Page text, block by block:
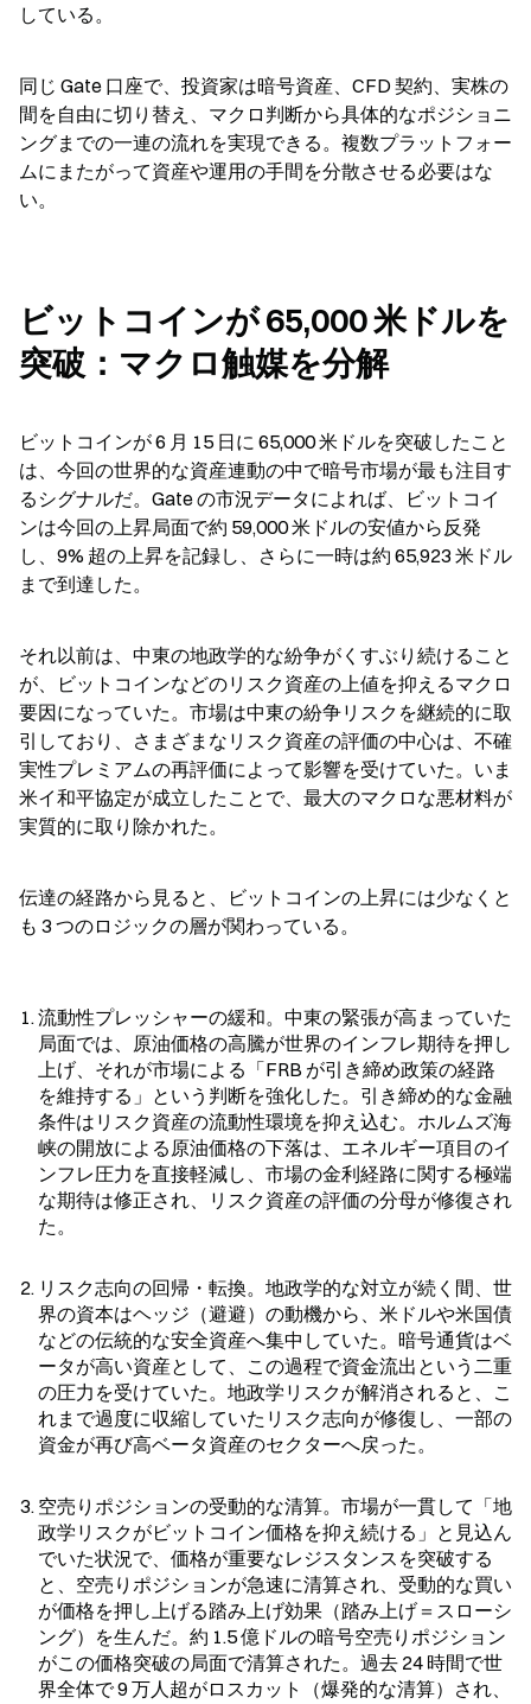
している。
同じ Gate 口座で、投資家は暗号資産、CFD 契約、実株の
間を自由に切り替え、マクロ判断から具体的なポジショニ
ングまでの一連の流れを実現できる。複数プラットフォー
ムにまたがって資産や運用の手間を分散させる必要はな
い。
ビットコインが 65,000 米ドルを
突破：マクロ触媒を分解
ビットコインが 6 月 15 日に 65,000 米ドルを突破したこと
は、今回の世界的な資産連動の中で暗号市場が最も注目す
るシグナルだ。Gate の市況データによれば、ビットコイ
ンは今回の上昇局面で約 59,000 米ドルの安値から反発
し、9% 超の上昇を記録し、さらに一時は約 65,923 米ドル
まで到達した。
それ以前は、中東の地政学的な紛争がくすぶり続けること
が、ビットコインなどのリスク資産の上値を抑えるマクロ
要因になっていた。市場は中東の紛争リスクを継続的に取
引しており、さまざまなリスク資産の評価の中心は、不確
実性プレミアムの再評価によって影響を受けていた。いま
米イ和平協定が成立したことで、最大のマクロな悪材料が
実質的に取り除かれた。
伝達の経路から見ると、ビットコインの上昇には少なくと
も 3 つのロジックの層が関わっている。
流動性プレッシャーの緩和。中東の緊張が高まっていた
局面では、原油価格の高騰が世界のインフレ期待を押し
上げ、それが市場による「FRB が引き締め政策の経路
を維持する」という判断を強化した。引き締め的な金融
条件はリスク資産の流動性環境を抑え込む。ホルムズ海
峡の開放による原油価格の下落は、エネルギー項目のイ
ンフレ圧力を直接軽減し、市場の金利経路に関する極端
な期待は修正され、リスク資産の評価の分母が修復され
た。
リスク志向の回帰・転換。地政学的な対立が続く間、世
界の資本はヘッジ（避避）の動機から、米ドルや米国債
などの伝統的な安全資産へ集中していた。暗号通貨はベ
ータが高い資産として、この過程で資金流出という二重
の圧力を受けていた。地政学リスクが解消されると、こ
れまで過度に収縮していたリスク志向が修復し、一部の
資金が再び高ベータ資産のセクターへ戻った。
空売りポジションの受動的な清算。市場が一貫して「地
政学リスクがビットコイン価格を抑え続ける」と見込ん
でいた状況で、価格が重要なレジスタンスを突破する
と、空売りポジションが急速に清算され、受動的な買い
が価格を押し上げる踏み上げ効果（踏み上げ＝スローシ
ング）を生んだ。約 1.5 億ドルの暗号空売りポジション
がこの価格突破の局面で清算された。過去 24 時間で世
界全体で 9 万人超がロスカット（爆発的な清算）され、